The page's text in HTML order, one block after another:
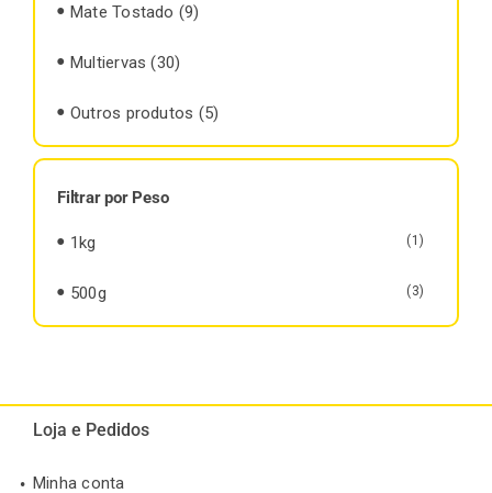
Mate Tostado (9)
Multiervas (30)
Outros produtos (5)
Filtrar por Peso
1kg (1)
500g (3)
Loja e Pedidos
Minha conta